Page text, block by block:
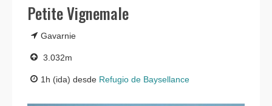
Petite Vignemale
Gavarnie
3.032m
1h (ida) desde Refugio de Baysellance